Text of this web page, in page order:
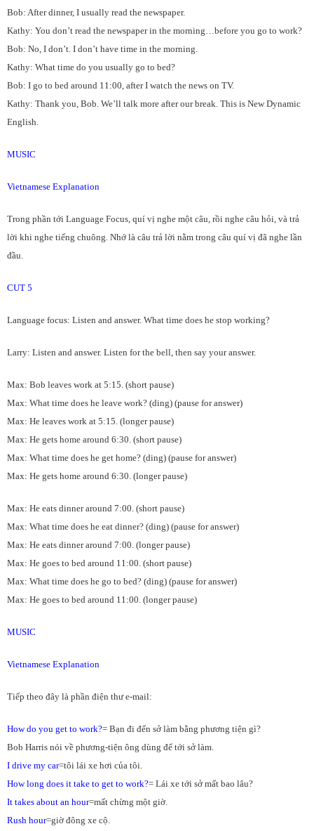
Bob: After dinner, I usually read the newspaper.
Kathy: You don’t read the newspaper in the morning…before you go to work?
Bob: No, I don’t. I don’t have time in the morning.
Kathy: What time do you usually go to bed?
Bob: I go to bed around 11:00, after I watch the news on TV.
Kathy: Thank you, Bob. We’ll talk more after our break. This is New Dynamic
English.
MUSIC
Vietnamese Explanation
Trong phần tới Language Focus, quí vị nghe một câu, rồi nghe câu hỏi, và trả
lời khi nghe tiếng chuông. Nhớ là câu trả lời nằm trong câu quí vị đã nghe lần
đầu.
CUT 5
Language focus: Listen and answer. What time does he stop working?
Larry: Listen and answer. Listen for the bell, then say your answer.
Max: Bob leaves work at 5:15. (short pause)
Max: What time does he leave work? (ding) (pause for answer)
Max: He leaves work at 5:15. (longer pause)
Max: He gets home around 6:30. (short pause)
Max: What time does he get home? (ding) (pause for answer)
Max: He gets home around 6:30. (longer pause)
Max: He eats dinner around 7:00. (short pause)
Max: What time does he eat dinner? (ding) (pause for answer)
Max: He eats dinner around 7:00. (longer pause)
Max: He goes to bed around 11:00. (short pause)
Max: What time does he go to bed? (ding) (pause for answer)
Max: He goes to bed around 11:00. (longer pause)
MUSIC
Vietnamese Explanation
Tiếp theo đây là phần điện thư e-mail:
How do you get to work?= Bạn đi đến sở làm bằng phương tiện gì?
Bob Harris nói về phương-tiện ông dùng để tới sở làm.
I drive my car=tôi lái xe hơi của tôi.
How long does it take to get to work?= Lái xe tới sở mất bao lâu?
It takes about an hour=mất chừng một giờ.
Rush hour=giờ đông xe cộ.